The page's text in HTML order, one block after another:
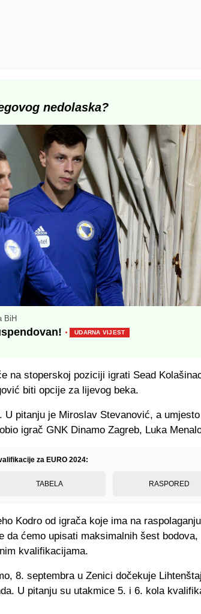
nedolaska?
BiH
· UDARNA VIJEST
na stoperskoj poziciji igrati Sead
biti opcije za lijevog beka.
U pitanju je Miroslav Stevanović, a
igrač GNK Dinamo Zagreb, Luka
za EURO 2024:
TABELA RASPORED
Kodro od igrača koje ima na raspolaganju
da ćemo upisati maksimalnih šest bodova,
kvalifikacijama.
8. septembra u Zenici dočekuje
U pitanju su utakmice 5. i 6. kola